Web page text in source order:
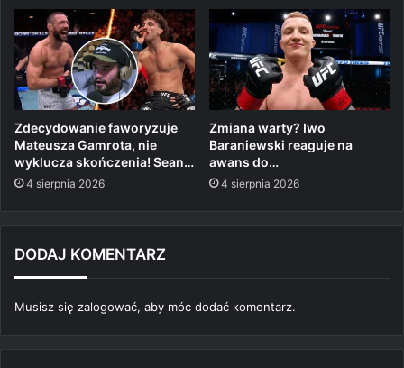
Zdecydowanie faworyzuje
Mateusza Gamrota, nie
wyklucza skończenia! Sean…
4 sierpnia 2026
Zmiana warty? Iwo
Baraniewski reaguje na
awans do…
4 sierpnia 2026
DODAJ KOMENTARZ
Musisz się zalogować, aby móc dodać komentarz.